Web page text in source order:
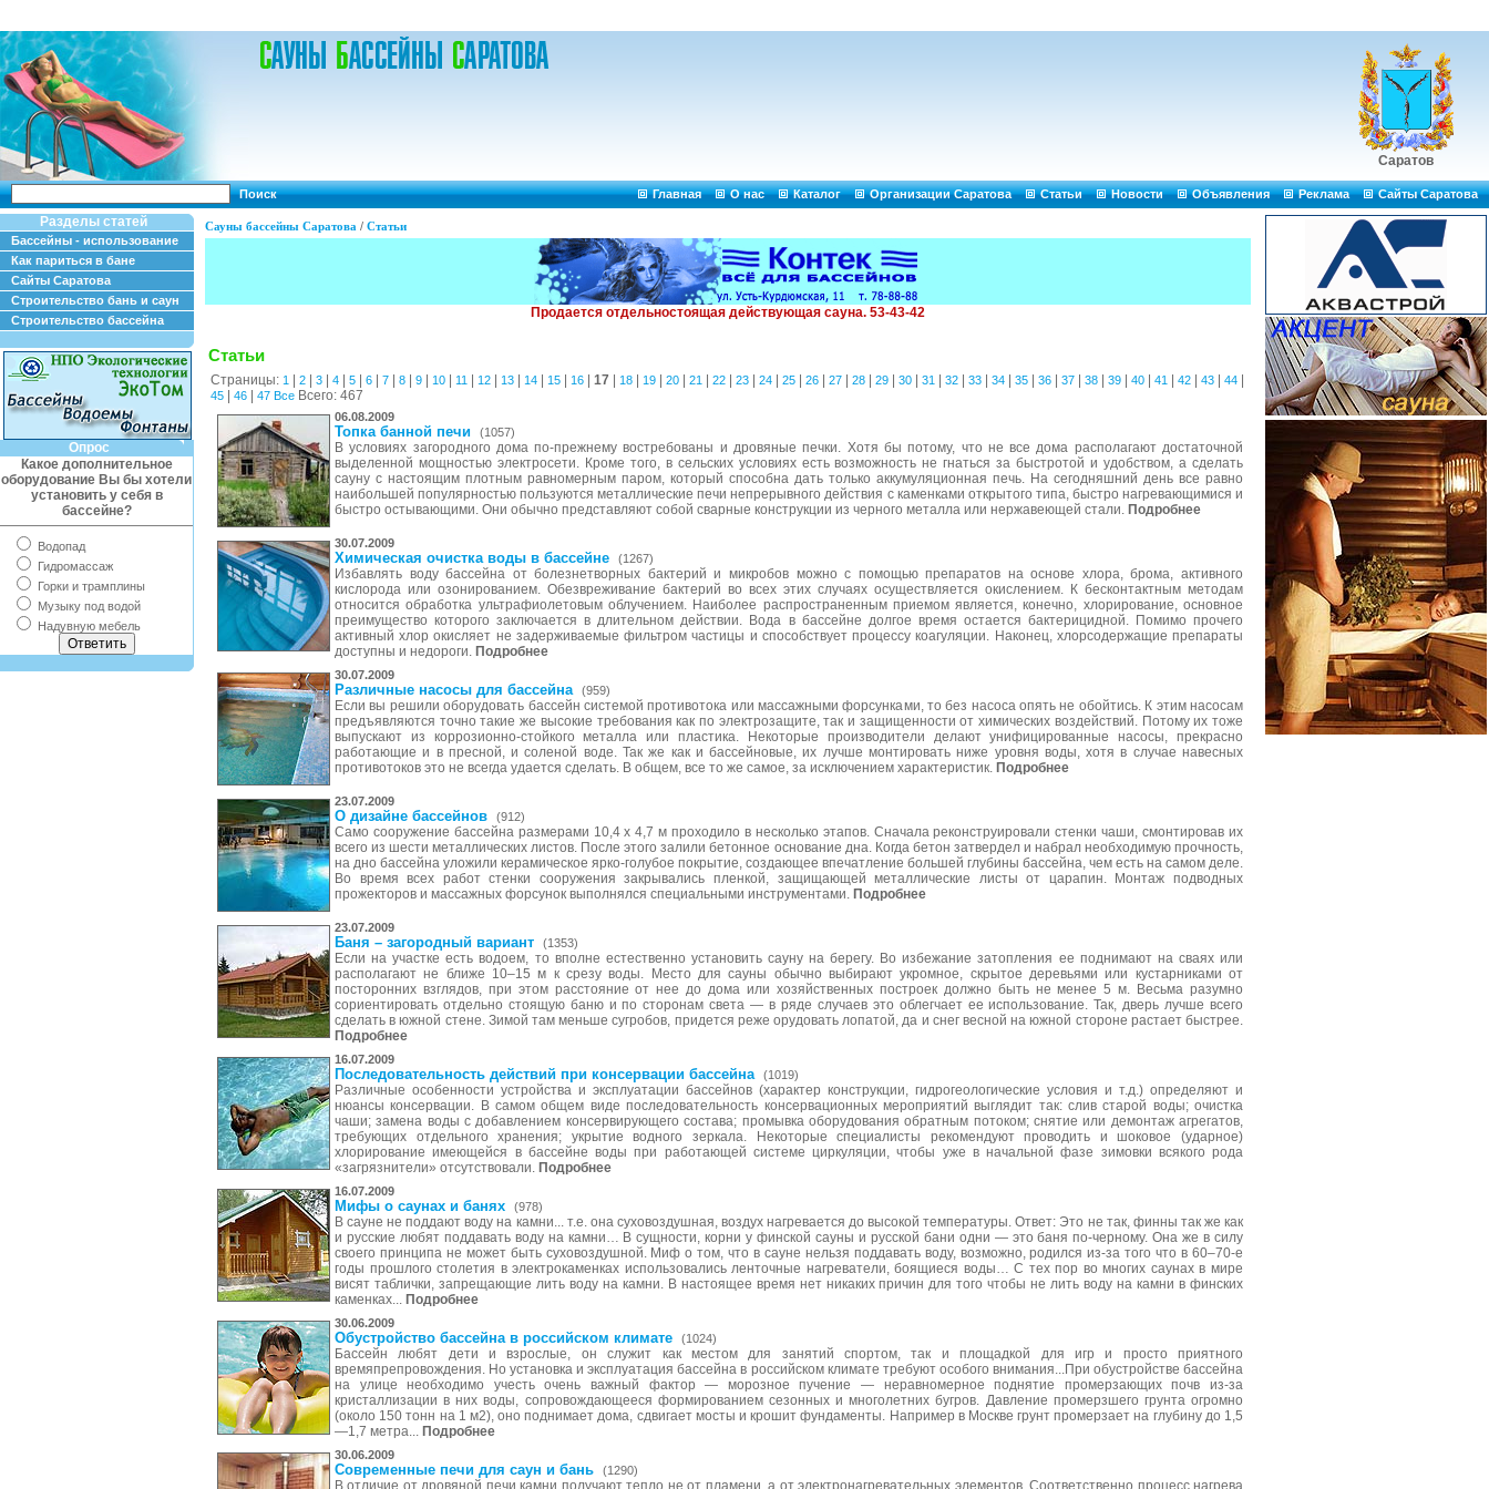
Саратов
Поиск Главная О нас Каталог Организации Саратова Статьи Новости Объявления Реклама Сайты Саратова
Разделы статей
Бассейны - использование
Как париться в бане
Сайты Саратова
Строительство бань и саун
Строительство бассейна
Опрос
Какое дополнительное
оборудование Вы бы хотели
установить у себя в
бассейне?
Водопад
Гидромассаж
Горки и трамплины
Музыку под водой
Надувную мебель
Сауны бассейны Саратова / Статьи
Статьи
Страницы: 1 2 3 4 5 6 7 8 9 10 11 12 13 14 15 16 17 18 19 20 21 22 23 24 25 26 27 28 29 30 31 32 33 34 35 36 37 38 39 40 41 42 43 44
45 46 47 Все Всего: 467
06.08.2009
Топка банной печи (1057)
В условиях загородного дома по-прежнему востребованы и дровяные печки. Хотя бы потому, что не все дома располагают достаточной
выделенной мощностью электросети. Кроме того, в сельских условиях есть возможность не гнаться за быстротой и удобством, а сделать
сауну с настоящим плотным равномерным паром, который способна дать только аккумуляционная печь. На сегодняшний день все равно
наибольшей популярностью пользуются металлические печи непрерывного действия с каменками открытого типа, быстро нагревающимися и
быстро остывающими. Они обычно представляют собой сварные конструкции из черного металла или нержавеющей стали. Подробнее
30.07.2009
Химическая очистка воды в бассейне (1267)
Избавлять воду бассейна от болезнетворных бактерий и микробов можно с помощью препаратов на основе хлора, брома, активного
кислорода или озонированием. Обезвреживание бактерий во всех этих случаях осуществляется окислением. К бесконтактным методам
относится обработка ультрафиолетовым облучением. Наиболее распространенным приемом является, конечно, хлорирование, основное
преимущество которого заключается в длительном действии. Вода в бассейне долгое время остается бактерицидной. Помимо прочего
активный хлор окисляет не задерживаемые фильтром частицы и способствует процессу коагуляции. Наконец, хлорсодержащие препараты
доступны и недороги. Подробнее
30.07.2009
Различные насосы для бассейна (959)
Если вы решили оборудовать бассейн системой противотока или массажными форсунками, то без насоса опять не обойтись. К этим насосам
предъявляются точно такие же высокие требования как по электрозащите, так и защищенности от химических воздействий. Потому их тоже
выпускают из коррозионно-стойкого металла или пластика. Некоторые производители делают унифицированные насосы, прекрасно
работающие и в пресной, и соленой воде. Так же как и бассейновые, их лучше монтировать ниже уровня воды, хотя в случае навесных
противотоков это не всегда удается сделать. В общем, все то же самое, за исключением характеристик. Подробнее
23.07.2009
О дизайне бассейнов (912)
Само сооружение бассейна размерами 10,4 х 4,7 м проходило в несколько этапов. Сначала реконструировали стенки чаши, смонтировав их
всего из шести металлических листов. После этого залили бетонное основание дна. Когда бетон затвердел и набрал необходимую прочность,
на дно бассейна уложили керамическое ярко-голубое покрытие, создающее впечатление большей глубины бассейна, чем есть на самом деле.
Во время всех работ стенки сооружения закрывались пленкой, защищающей металлические листы от царапин. Монтаж подводных
прожекторов и массажных форсунок выполнялся специальными инструментами. Подробнее
23.07.2009
Баня – загородный вариант (1353)
Если на участке есть водоем, то вполне естественно установить сауну на берегу. Во избежание затопления ее поднимают на сваях или
располагают не ближе 10–15 м к срезу воды. Место для сауны обычно выбирают укромное, скрытое деревьями или кустарниками от
посторонних взглядов, при этом расстояние от нее до дома или хозяйственных построек должно быть не менее 5 м. Весьма разумно
сориентировать отдельно стоящую баню и по сторонам света — в ряде случаев это облегчает ее использование. Так, дверь лучше всего
сделать в южной стене. Зимой там меньше сугробов, придется реже орудовать лопатой, да и снег весной на южной стороне растает быстрее.
Подробнее
16.07.2009
Последовательность действий при консервации бассейна (1019)
Различные особенности устройства и эксплуатации бассейнов (характер конструкции, гидрогеологические условия и т.д.) определяют и
нюансы консервации. В самом общем виде последовательность консервационных мероприятий выглядит так: слив старой воды; очистка
чаши; замена воды с добавлением консервирующего состава; промывка оборудования обратным потоком; снятие или демонтаж агрегатов,
требующих отдельного хранения; укрытие водного зеркала. Некоторые специалисты рекомендуют проводить и шоковое (ударное)
хлорирование имеющейся в бассейне воды при работающей системе циркуляции, чтобы уже в начальной фазе зимовки всякого рода
«загрязнители» отсутствовали. Подробнее
16.07.2009
Мифы о саунах и банях (978)
В сауне не поддают воду на камни... т.е. она суховоздушная, воздух нагревается до высокой температуры. Ответ: Это не так, финны так же как
и русские любят поддавать воду на камни… В сущности, корни у финской сауны и русской бани одни — это баня по-черному. Она же в силу
своего принципа не может быть суховоздушной. Миф о том, что в сауне нельзя поддавать воду, возможно, родился из-за того что в 60–70-е
годы прошлого столетия в электрокаменках использовались ленточные нагреватели, боящиеся воды… С тех пор во многих саунах в мире
висят таблички, запрещающие лить воду на камни. В настоящее время нет никаких причин для того чтобы не лить воду на камни в финских
каменках... Подробнее
30.06.2009
Обустройство бассейна в российском климате (1024)
Бассейн любят дети и взрослые, он служит как местом для занятий спортом, так и площадкой для игр и просто приятного
времяпрепровождения. Но установка и эксплуатация бассейна в российском климате требуют особого внимания...При обустройстве бассейна
на улице необходимо учесть очень важный фактор — морозное пучение — неравномерное поднятие промерзающих почв из-за
кристаллизации в них воды, сопровождающееся формированием сезонных и многолетних бугров. Давление промерзшего грунта огромно
(около 150 тонн на 1 м2), оно поднимает дома, сдвигает мосты и крошит фундаменты. Например в Москве грунт промерзает на глубину до 1,5
—1,7 метра... Подробнее
30.06.2009
Современные печи для саун и бань (1290)
В отличие от дровяной печи камни получают тепло не от пламени, а от электронагревательных элементов. Соответственно процесс нагрева